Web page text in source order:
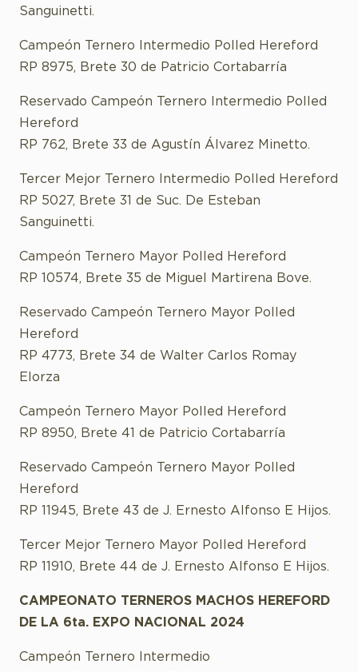
Sanguinetti.
Campeón Ternero Intermedio Polled Hereford
RP 8975, Brete 30 de Patricio Cortabarría
Reservado Campeón Ternero Intermedio Polled
Hereford
RP 762, Brete 33 de Agustín Álvarez Minetto.
Tercer Mejor Ternero Intermedio Polled Hereford
RP 5027, Brete 31 de Suc. De Esteban
Sanguinetti.
Campeón Ternero Mayor Polled Hereford
RP 10574, Brete 35 de Miguel Martirena Bove.
Reservado Campeón Ternero Mayor Polled
Hereford
RP 4773, Brete 34 de Walter Carlos Romay
Elorza
Campeón Ternero Mayor Polled Hereford
RP 8950, Brete 41 de Patricio Cortabarría
Reservado Campeón Ternero Mayor Polled
Hereford
RP 11945, Brete 43 de J. Ernesto Alfonso E Hijos.
Tercer Mejor Ternero Mayor Polled Hereford
RP 11910, Brete 44 de J. Ernesto Alfonso E Hijos.
CAMPEONATO TERNEROS MACHOS HEREFORD
DE LA 6ta. EXPO NACIONAL 2024
Campeón Ternero Intermedio